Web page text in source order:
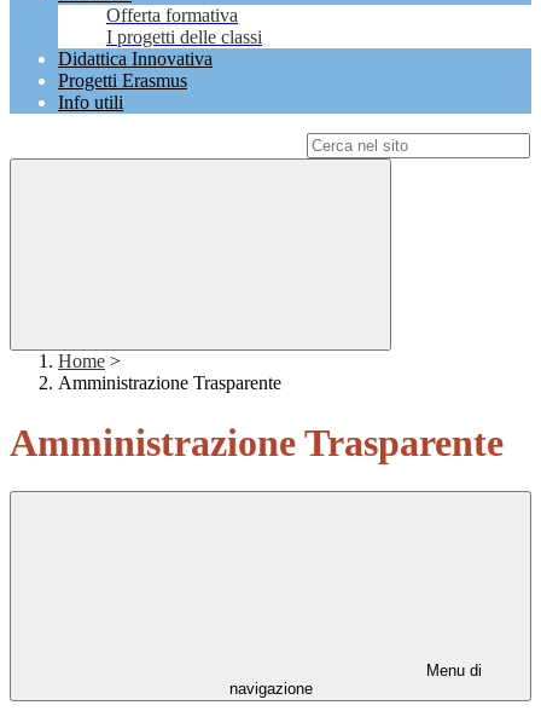
Offerta formativa
I progetti delle classi
Didattica Innovativa
Progetti Erasmus
Info utili
Home >
Amministrazione Trasparente
Amministrazione Trasparente
Menu di
navigazione